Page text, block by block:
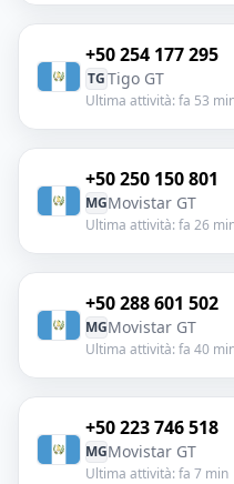
+50 254 177 295
TGTigo GT
Ultima attività: fa 53
+50 250 150 801
MGMovistar GT
Ultima attività: fa 26
+50 288 601 502
MGMovistar GT
Ultima attività: fa 40
+50 223 746 518
MGMovistar GT
Ultima attività: fa 7 min